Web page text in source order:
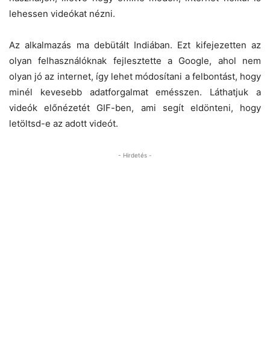
lehessen videókat nézni.
Az alkalmazás ma debütált Indiában. Ezt kifejezetten az
olyan felhasználóknak fejlesztette a Google, ahol nem
olyan jó az internet, így lehet módosítani a felbontást, hogy
minél kevesebb adatforgalmat emésszen. Láthatjuk a
videók előnézetét GIF-ben, ami segít eldönteni, hogy
letöltsd-e az adott videót.
- Hirdetés -